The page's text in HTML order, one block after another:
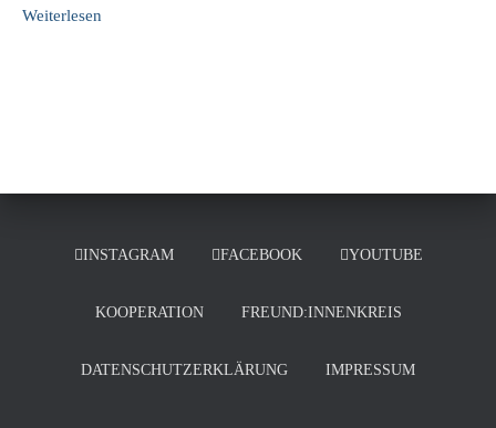
Weiterlesen
INSTAGRAM FACEBOOK YOUTUBE
KOOPERATION FREUND:INNENKREIS
DATENSCHUTZERKLÄRUNG IMPRESSUM